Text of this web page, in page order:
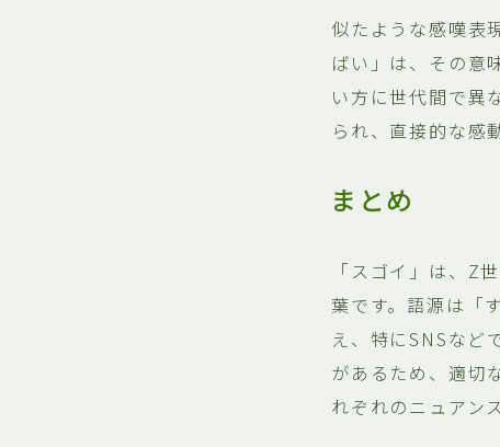
似たような感嘆表
ばい」は、その意
い方に世代間で異
られ、直接的な感
まとめ
「スゴイ」は、Z
葉です。語源は「
え、特にSNSなど
があるため、適切
れぞれのニュアン